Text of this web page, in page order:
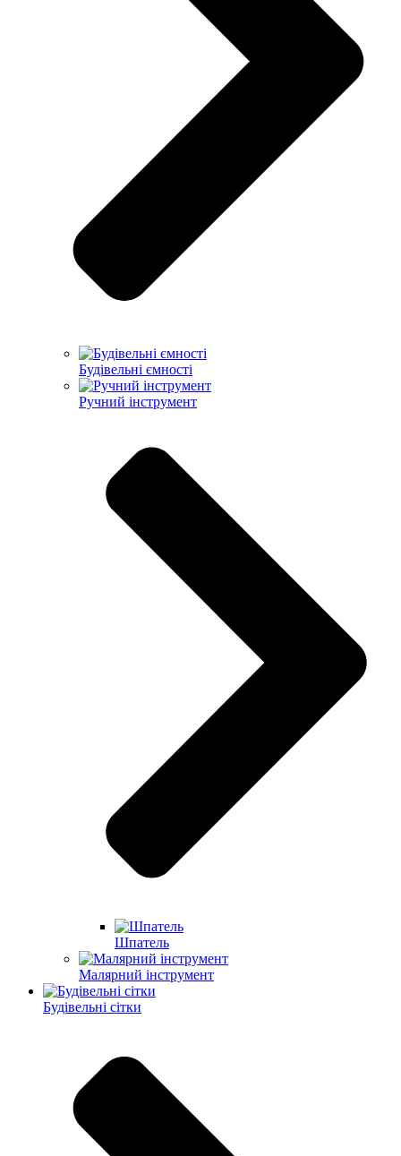
Будівельні ємності
Ручний інструмент
Шпатель
Малярний інструмент
Будівельні сітки